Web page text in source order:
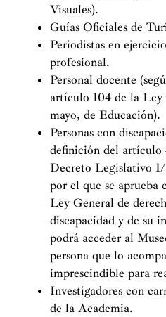
Visuales).
Guías Oficiales de
Periodistas en
profesional.
Personal docente
artículo 104 de la
mayo, de Educación).
Personas con
definición del
Decreto Legislativo
por el que se
Ley General de
discapacidad y de su
podrá acceder al
persona que lo
imprescindible para
Investigadores con
de la Academia.